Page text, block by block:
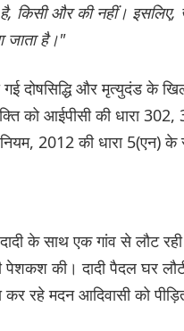
किसी और की नहीं। इसलिए,
जाता है।"
दी गई दोषसिद्धि और
को आईपीसी की धारा
2012 की धारा 5(एन) के
के साथ एक गांव से लौट
की। दादी पैदल घर
मदन आदिवासी को